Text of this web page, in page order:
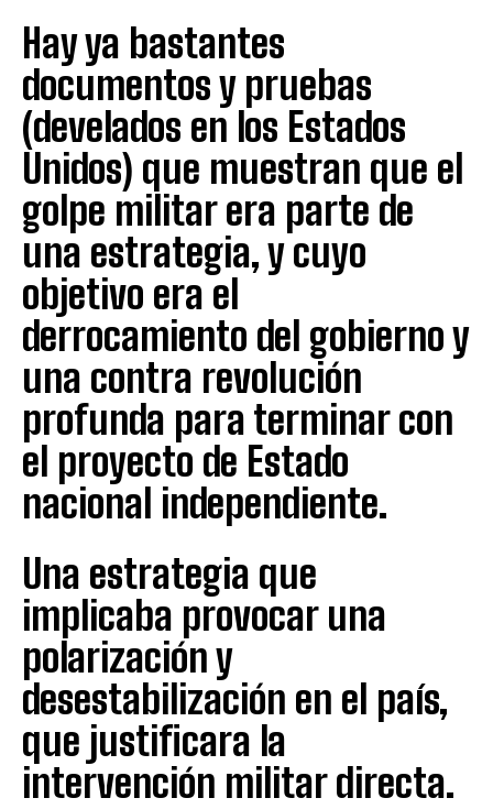
Hay ya bastantes
documentos y pruebas
(develados en los Estados
Unidos) que muestran que el
golpe militar era parte de
una estrategia, y cuyo
objetivo era el
derrocamiento del gobierno y
una contra revolución
profunda para terminar con
el proyecto de Estado
nacional independiente.
Una estrategia que
implicaba provocar una
polarización y
desestabilización en el país,
que justificara la
intervención militar directa.